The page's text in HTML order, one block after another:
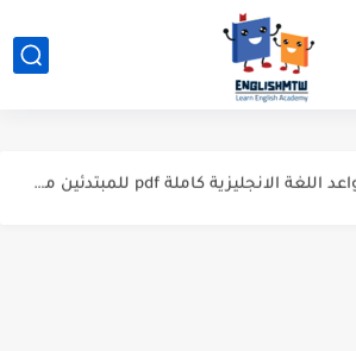
modal verbs بالانجليزي: قواعد الاستخدام مع أمثلة
أزمنة اللغة الانجليزية: شرح مبسط للمبتدئين 2026